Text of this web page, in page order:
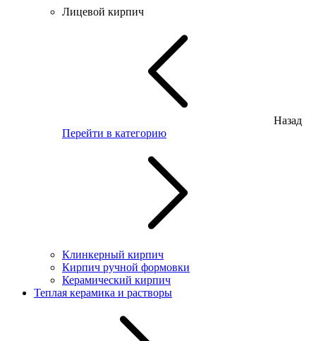
Лицевой кирпич
Назад
Перейти в категорию
Клинкерный кирпич
Кирпич ручной формовки
Керамический кирпич
Теплая керамика и растворы